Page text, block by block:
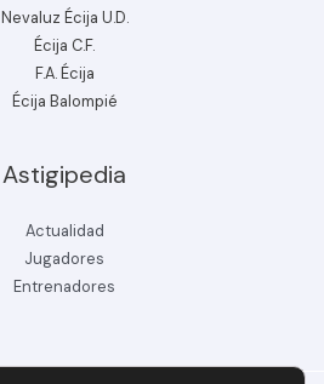
Nevaluz Écija U.D.
Écija C.F.
F.A. Écija
Écija Balompié
Astigipedia
Actualidad
Jugadores
Entrenadores